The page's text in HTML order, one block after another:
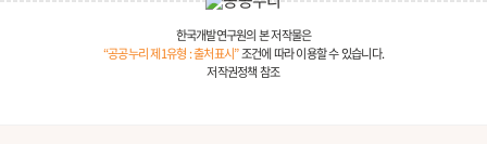
한국개발연구원의 본 저작물은
“공공누리 제1유형 : 출처표시”조건에 따라 이용할 수 있습니다.
저작권정책 참조